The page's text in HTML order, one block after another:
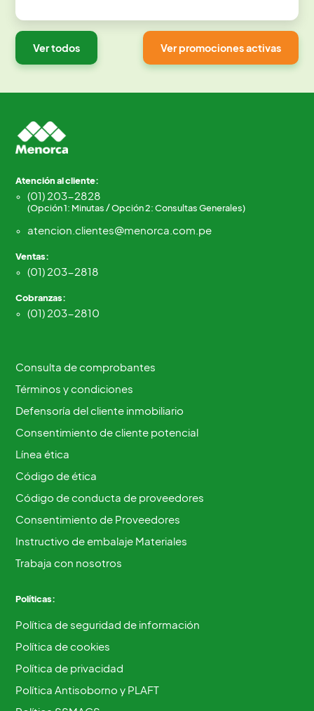
Ver todos Ver promociones activas
Atención al cliente:
(01) 203-2828
(Opción 1: Minutas / Opción 2: Consultas Generales)
atencion.clientes@menorca.com.pe
Ventas:
(01) 203-2818
Cobranzas:
(01) 203-2810
Consulta de comprobantes
Términos y condiciones
Defensoría del cliente inmobiliario
Consentimiento de cliente potencial
Línea ética
Código de ética
Código de conducta de proveedores
Consentimiento de Proveedores
Instructivo de embalaje Materiales
Trabaja con nosotros
Políticas:
Política de seguridad de información
Política de cookies
Política de privacidad
Política Antisoborno y PLAFT